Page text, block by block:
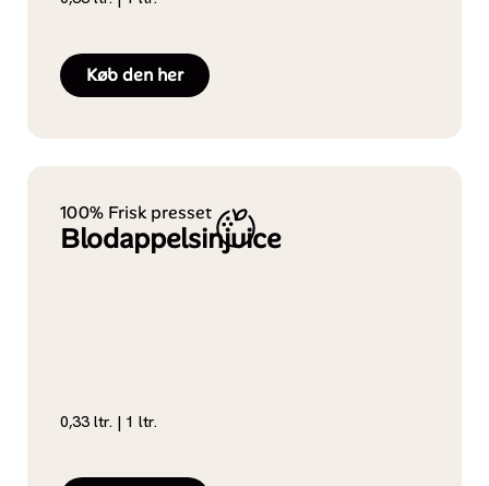
Køb den her
100% Frisk presset
Blodappelsinjuice
0,33 ltr. | 1 ltr.